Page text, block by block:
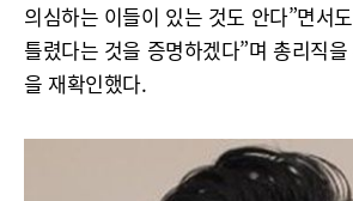
의심하는 이들이 있는 것도 안다”면서
틀렸다는 것을 증명하겠다”며 총리직
을 재확인했다.